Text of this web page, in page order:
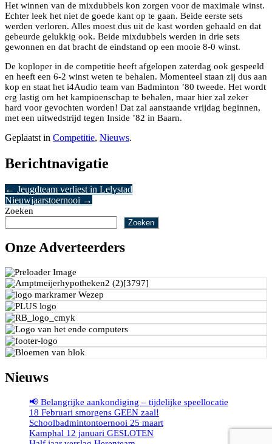
Het winnen van de mixdubbels kon zorgen voor de maximale winst.
Echter leek het niet de goede kant op te gaan. Beide eerste sets
werden verloren. Alles moest dus uit de kast worden gehaald en dat
gebeurde gelukkig ook. Beide mixdubbels werden in drie sets
gewonnen en dat bracht de eindstand op een mooie 8-0 winst.
De koploper in de competitie heeft afgelopen zaterdag ook gespeeld
en heeft een 6-2 winst weten te behalen. Momenteel staan zij dus aan
kop en staat het i4Audio team van Badminton ’80 tweede. Het wordt
erg lastig om het kampioenschap te behalen, maar hier zal zeker
hard voor gevochten worden! Dat zal aanstaande vrijdag beginnen,
met een uitwedstrijd tegen Inside ’82 in Baarn.
Geplaatst in Competitie, Nieuws.
Berichtnavigatie
← Jeugdteam verliest in Lelystad
Nieuwjaarstoernooi →
Zoeken
Zoeken
Onze Adverteerders
Nieuws
📢 Belangrijke aankondiging – tijdelijke speellocatie
18 Februari smorgens GEEN zaal!
Schoolbadmintontoernooi 25 maart
Kamphal 12 januari GESLOTEN